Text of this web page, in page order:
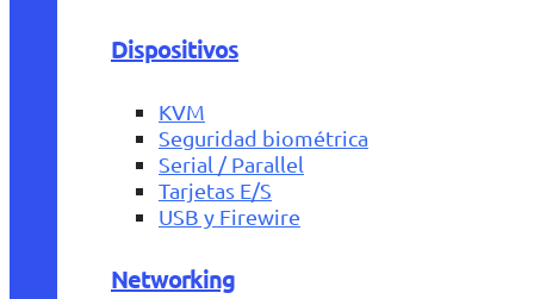
Dispositivos
KVM
Seguridad biométrica
Serial / Parallel
Tarjetas E/S
USB y Firewire
Networking